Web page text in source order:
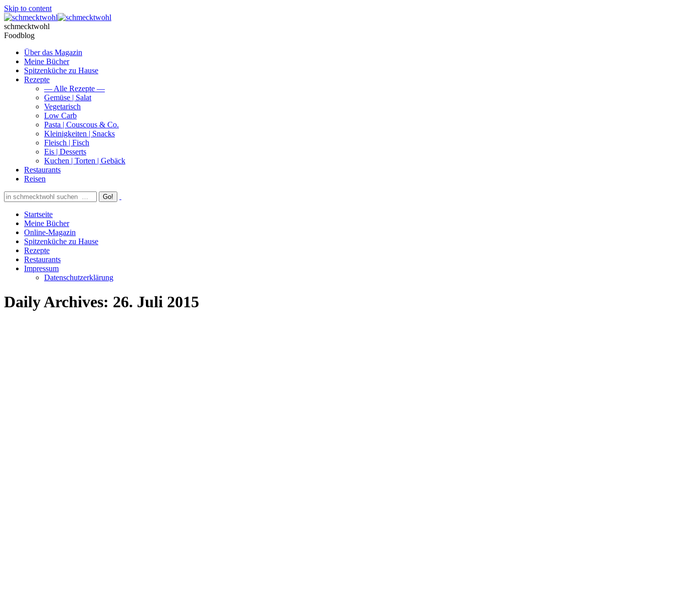
Skip to content
schmecktwohl
Foodblog
Über das Magazin
Meine Bücher
Spitzenküche zu Hause
Rezepte
— Alle Rezepte —
Gemüse | Salat
Vegetarisch
Low Carb
Pasta | Couscous & Co.
Kleinigkeiten | Snacks
Fleisch | Fisch
Eis | Desserts
Kuchen | Torten | Gebäck
Restaurants
Reisen
Startseite
Meine Bücher
Online-Magazin
Spitzenküche zu Hause
Rezepte
Restaurants
Impressum
Datenschutzerklärung
Daily Archives: 26. Juli 2015